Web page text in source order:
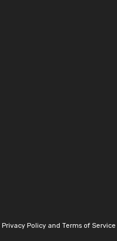
Privacy Policyand Terms of Service